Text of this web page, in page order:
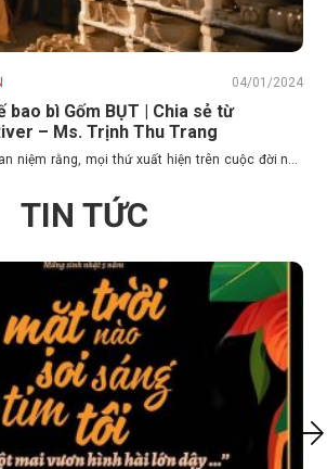
04/01/2024
bao bì Gốm BỤT | Chia sẻ từ
– Ms. Trịnh Thu Trang
niệm rằng, mọi thứ xuất hiện trên cuộc đời này
TIN TỨC